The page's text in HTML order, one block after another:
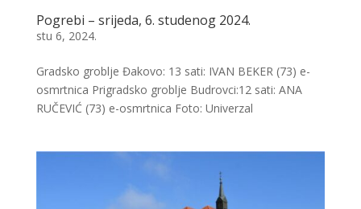
Pogrebi – srijeda, 6. studenog 2024.
stu 6, 2024.
Gradsko groblje Đakovo: 13 sati: IVAN BEKER (73) e-
osmrtnica Prigradsko groblje Budrovci:12 sati: ANA
RUČEVIĆ (73) e-osmrtnica Foto: Univerzal